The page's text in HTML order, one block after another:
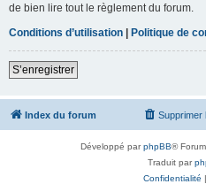
de bien lire tout le règlement du forum.
Conditions d’utilisation | Politique de
S’enregistrer
Index du forum Supprimer
Développé parphpBB®
Traduit par
Confidentialité |